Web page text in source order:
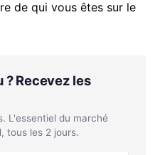
de qui vous êtes sur le
? Recevez les
L'essentiel du marché
tous les 2 jours.